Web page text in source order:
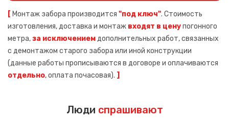
[ Монтаж забора производится "под ключ". Стоимость
изготовления, доставка и монтаж входят в ценупогонного
метра,за исключениемдополнительных работ, связанных
с демонтажом старого забора или иной конструкции
(данные работы прописываются в договоре и оплачиваются
отдельно, оплата почасовая). ]
Люди спрашивают